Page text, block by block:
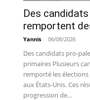
Des
remportent
Yannis - 06/08/2026
Des candidats pro-
primaires Plusieurs
remporté les
aux États-Unis. Ces
progression de...